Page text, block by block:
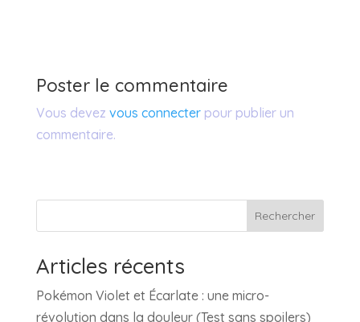
Poster le commentaire
Vous devez vous connecterpour publier un
commentaire.
Rechercher
Articles récents
Pokémon Violet et Écarlate : une micro-
révolution dans la douleur (Test sans spoilers)